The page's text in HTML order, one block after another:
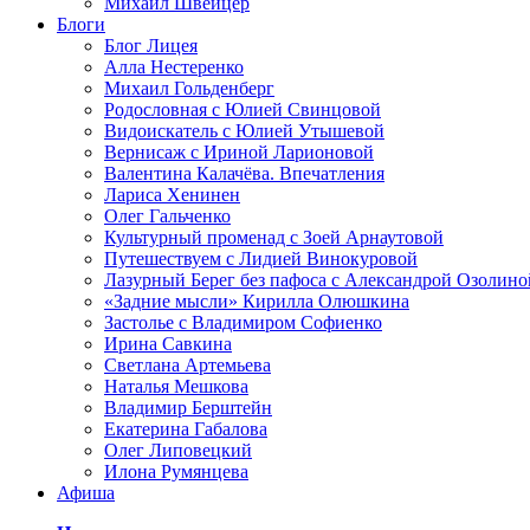
Блоги
Блог Лицея
Алла Нестеренко
Михаил Гольденберг
Родословная с Юлией Свинцовой
Видоискатель с Юлией Утышевой
Вернисаж с Ириной Ларионовой
Валентина Калачёва. Впечатления
Лариса Хенинен
Олег Гальченко
Культурный променад с Зоей Арнаутовой
Путешествуем с Лидией Винокуровой
Лазурный Берег без пафоса с Александрой
«Задние мысли» Кирилла Олюшкина
Застолье с Владимиром Софиенко
Ирина Савкина
Светлана Артемьева
Наталья Мешкова
Владимир Берштейн
Екатерина Габалова
Олег Липовецкий
Илона Румянцева
Афиша